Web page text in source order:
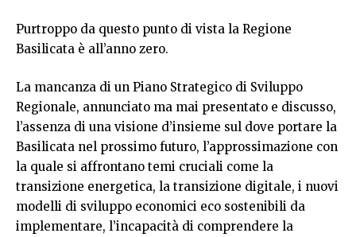
Purtroppo da questo punto di vista la Regione
Basilicata è all’anno zero.
La mancanza di un Piano Strategico di Sviluppo
Regionale, annunciato ma mai presentato e discusso,
l’assenza di una visione d’insieme sul dove portare la
Basilicata nel prossimo futuro, l’approssimazione con
la quale si affrontano temi cruciali come la
transizione energetica, la transizione digitale, i nuovi
modelli di sviluppo economici eco sostenibili da
implementare, l’incapacità di comprendere la